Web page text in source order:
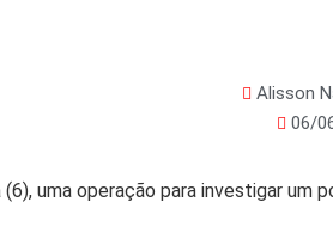
Alisson
06/
uma operação para investigar